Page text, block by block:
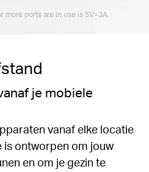
more ports are in use is 5V=3A.
je mobiele
vanaf elke locatie
is ontworpen om jouw
en om je gezin te